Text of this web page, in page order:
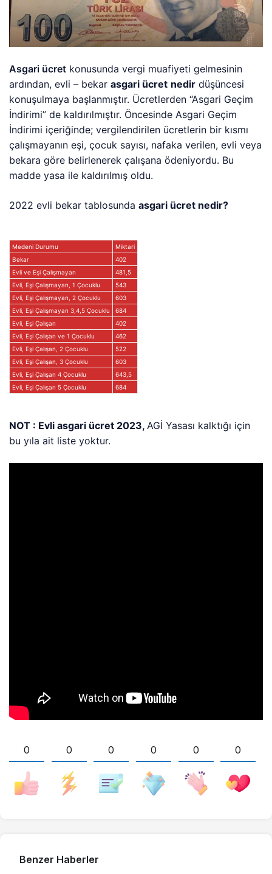
Asgari ücret konusunda vergi muafiyeti gelmesinin
ardından, evli – bekarasgari ücret nedir düşüncesi
konuşulmaya başlanmıştır. Ücretlerden “Asgari Geçim
İndirimi” de kaldırılmıştır. Öncesinde Asgari Geçim
İndirimi içeriğinde; vergilendirilen ücretlerin bir kısmı
çalışmayanın eşi, çocuk sayısı, nafaka verilen, evli veya
bekara göre belirlenerek çalışana ödeniyordu. Bu
madde yasa ile kaldırılmış oldu.
2022 evli bekar tablosundaasgari ücret nedir?
Medeni Durumu
Miktari
Bekar
402
Evli ve Eşi Çalışmayan
481,5
Evli, Eşi Çalışmayan, 1 Çocuklu
543
Evli, Eşi Çalışmayan, 2 Çocuklu
603
Evli, Eşi Çalışmayan 3,4,5 Çocuklu
684
Evli, Eşi Çalışan
402
Evli, Eşi Çalışan ve 1 Çocuklu
462
Evli, Eşi Çalışan, 2 Çocuklu
522
Evli, Eşi Çalışan, 3 Çocuklu
603
Evli, Eşi Çalışan 4 Çocuklu
643,5
Evli, Eşi Çalışan 5 Çocuklu
684
NOT : Evli asgari ücret 2023, AGİ Yasası kalktığı için
bu yıla ait liste yoktur.
0 0 0 0 0 0
Benzer Haberler